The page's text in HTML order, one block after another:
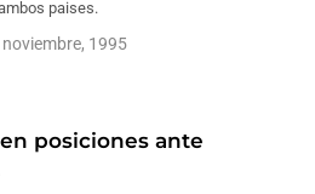
paises.
noviembre, 1995
posiciones ante